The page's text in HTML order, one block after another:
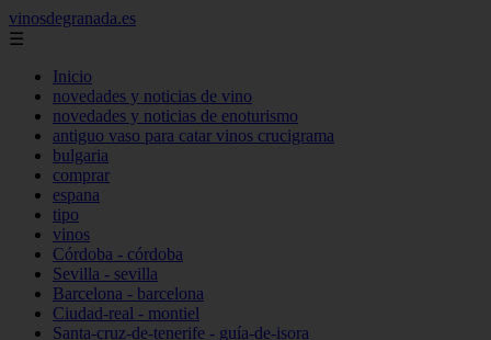
vinosdegranada.es
☰
Inicio
novedades y noticias de vino
novedades y noticias de enoturismo
antiguo vaso para catar vinos crucigrama
bulgaria
comprar
espana
tipo
vinos
Córdoba - córdoba
Sevilla - sevilla
Barcelona - barcelona
Ciudad-real - montiel
Santa-cruz-de-tenerife - guía-de-isora